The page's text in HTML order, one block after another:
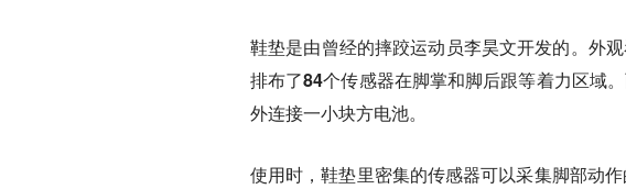
鞋垫是由曾经的摔跤运动员李昊文开发的。 外
排布了84个传感器在脚掌和脚后跟等着力区域。
外连接一小块方电池。
使用时，鞋垫里密集的传感器可以采集脚部动